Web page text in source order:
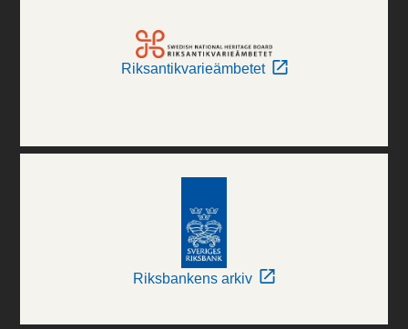
Riksantikvarieämbetet
Riksbankens arkiv